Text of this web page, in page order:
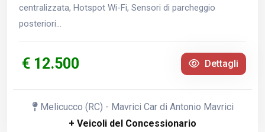
centralizzata, Hotspot Wi-Fi, Sensori di parcheggio
posteriori...
€ 12.500 Dettagli
Melicucco (RC) - Mavrici Car di Antonio Mavrici
+ Veicoli del Concessionario